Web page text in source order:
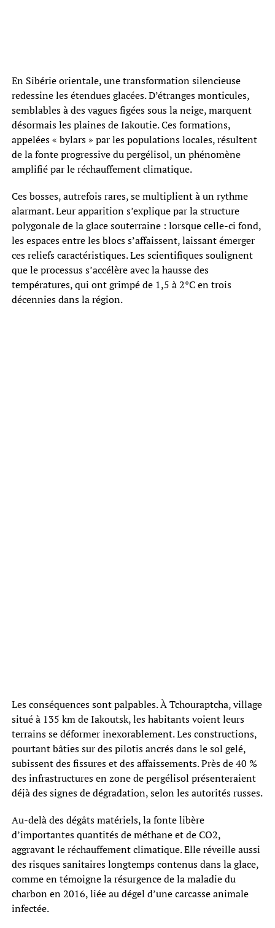
En Sibérie orientale, une transformation silencieuse
redessine les étendues glacées. D’étranges monticules,
semblables à des vagues figées sous la neige, marquent
désormais les plaines de Iakoutie. Ces formations,
appelées « bylars » par les populations locales, résultent
de la fonte progressive du pergélisol, un phénomène
amplifié par le réchauffement climatique.
Ces bosses, autrefois rares, se multiplient à un rythme
alarmant. Leur apparition s’explique par la structure
polygonale de la glace souterraine : lorsque celle-ci fond,
les espaces entre les blocs s’affaissent, laissant émerger
ces reliefs caractéristiques. Les scientifiques soulignent
que le processus s’accélère avec la hausse des
températures, qui ont grimpé de 1,5 à 2°C en trois
décennies dans la région.
Les conséquences sont palpables. À Tchouraptcha, village
situé à 135 km de Iakoutsk, les habitants voient leurs
terrains se déformer inexorablement. Les constructions,
pourtant bâties sur des pilotis ancrés dans le sol gelé,
subissent des fissures et des affaissements. Près de 40 %
des infrastructures en zone de pergélisol présenteraient
déjà des signes de dégradation, selon les autorités russes.
Au-delà des dégâts matériels, la fonte libère
d’importantes quantités de méthane et de CO2,
aggravant le réchauffement climatique. Elle réveille aussi
des risques sanitaires longtemps contenus dans la glace,
comme en témoigne la résurgence de la maladie du
charbon en 2016, liée au dégel d’une carcasse animale
infectée.